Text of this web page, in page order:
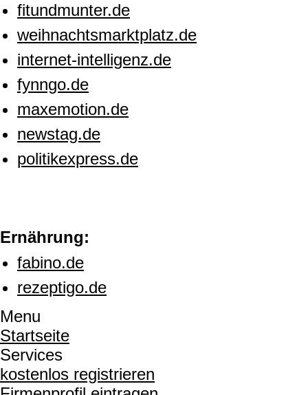
fitundmunter.de
weihnachtsmarktplatz.de
internet-intelligenz.de
fynngo.de
maxemotion.de
newstag.de
politikexpress.de
Ernährung:
fabino.de
rezeptigo.de
Menu
Startseite
Services
kostenlos registrieren